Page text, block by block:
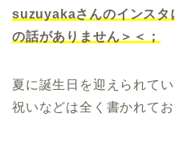
suzuyakaさんのインスタ
の話がありません＞＜；
夏に誕生日を迎えられて
祝いなどは全く書かれてお